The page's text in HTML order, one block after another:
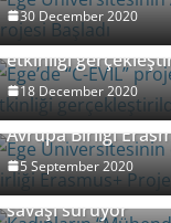
30 December 2020
Ege’de “C-EVIL”
etkinliği
18 December 2020
Ege
Avrupa Birliği
5 September 2020
Kadınların
savaşı sürüyor